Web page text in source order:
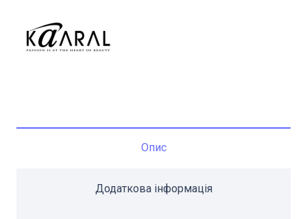
1000мл
Опис
Додаткова інформація